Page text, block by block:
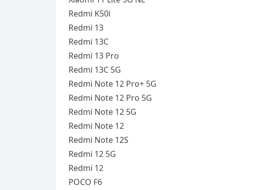
Redmi K50i
Redmi 13
Redmi 13C
Redmi 13 Pro
Redmi 13C 5G
Redmi Note 12 Pro+ 5G
Redmi Note 12 Pro 5G
Redmi Note 12 5G
Redmi Note 12
Redmi Note 12S
Redmi 12 5G
Redmi 12
POCO F6